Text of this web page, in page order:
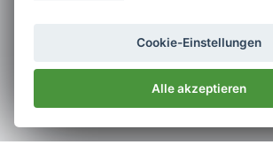
Neuheiten
Impressum
Cookie-Einstellungen
Alle akzeptieren